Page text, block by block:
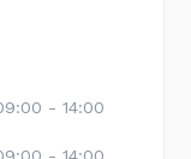
- 14:00
- 14:00